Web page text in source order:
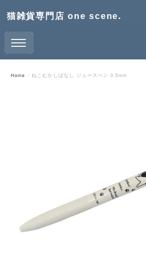
猫雑貨専門店 one scene.
Home ねこむかしばなし ジュースペン 0.5mm